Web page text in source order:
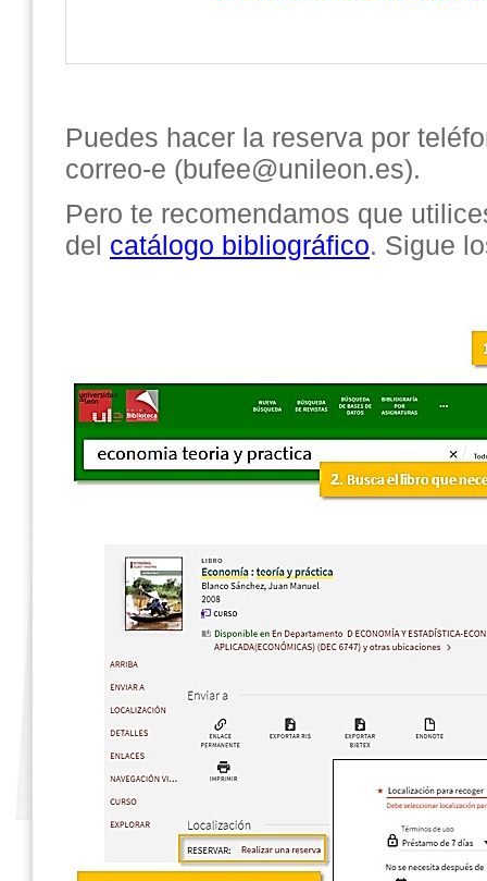
Puedes hacer la reserva por
correo-e (bufee@unileon.es).
Pero te recomendamos que
del catálogo bibliográfico. Sigue